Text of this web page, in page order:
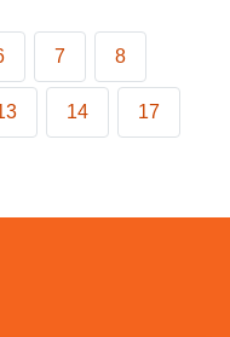
7 8
14 17